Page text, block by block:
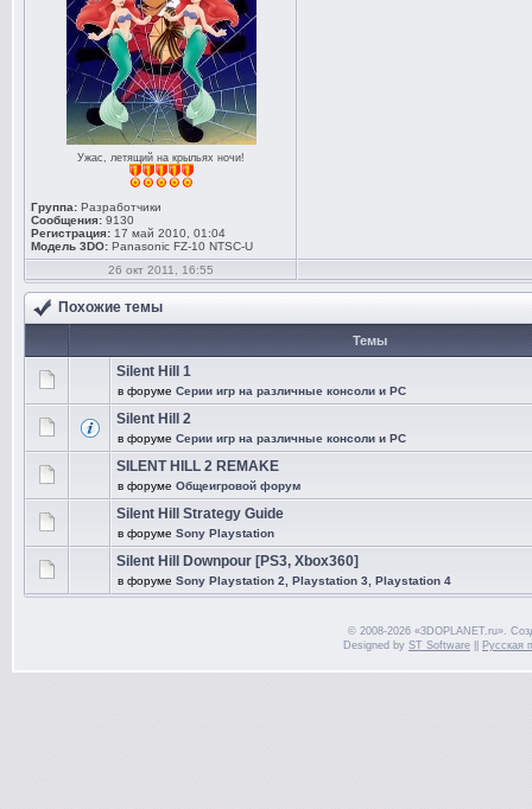
Ужас, летящий на крыльях ночи!
Группа: Разработчики
Сообщения: 9130
Регистрация: 17 май 2010, 01:04
Модель 3DO: Panasonic FZ-10 NTSC-U
26 окт 2011, 16:55
Похожие темы
Темы
Silent Hill 1
в форуме Серии игр на различные консоли и PC
Silent Hill 2
в форуме Серии игр на различные консоли и PC
SILENT HILL 2 REMAKE
в форуме Общеигровой форум
Silent Hill Strategy Guide
в форуме Sony Playstation
Silent Hill Downpour [PS3, Xbox360]
в форуме Sony Playstation 2, Playstation 3, Playstation 4
© 2008-2026 «3DOPLANET.ru».
Designed by ST Software Русская